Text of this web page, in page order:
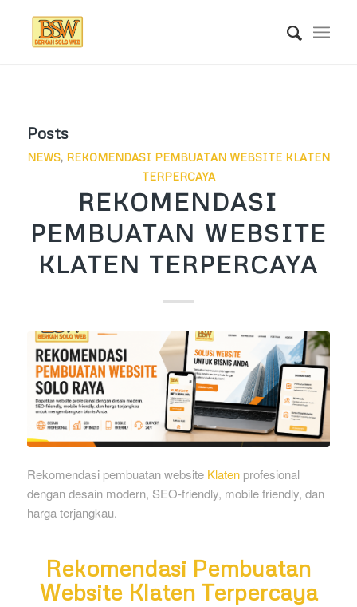
Posts
NEWS, REKOMENDASI PEMBUATAN WEBSITE KLATEN
TERPERCAYA
REKOMENDASI
PEMBUATAN WEBSITE
KLATEN TERPERCAYA
Rekomendasi pembuatan website Klatenprofesional
dengan desain modern, SEO-friendly, mobile friendly, dan
harga terjangkau.
Rekomendasi Pembuatan
Website Klaten Terpercaya